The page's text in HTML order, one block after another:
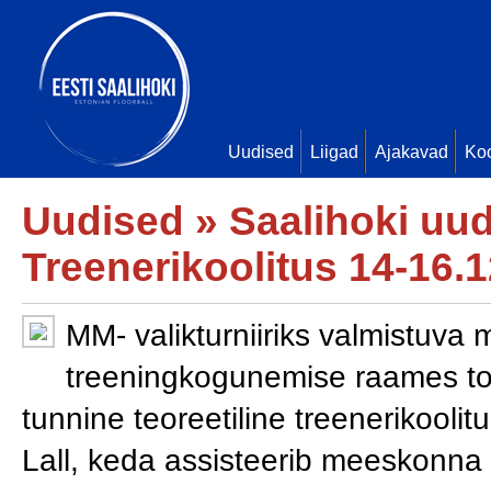
Uudised Liigad Ajakavad
Uudised » Saalihoki
Treenerikoolitus 14-
MM- valikturniiriks valmistuva
treeningkogunemise raames
tunnine teoreetiline
Lall, keda assisteerib